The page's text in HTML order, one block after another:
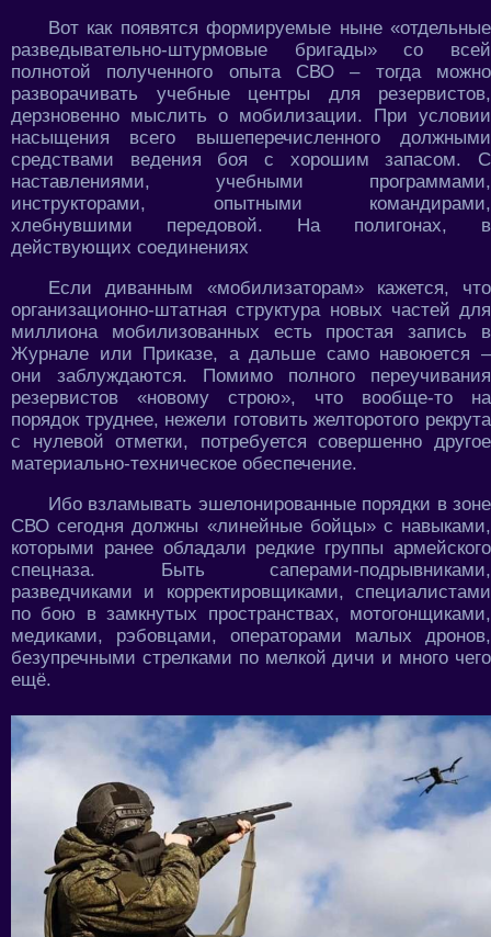
Вот как появятся формируемые ныне «отдельные
разведывательно-штурмовые бригады» со всей
полнотой полученного опыта СВО – тогда можно
разворачивать учебные центры для резервистов,
дерзновенно мыслить о мобилизации. При условии
насыщения всего вышеперечисленного должными
средствами ведения боя с хорошим запасом. С
наставлениями, учебными программами,
инструкторами, опытными командирами,
хлебнувшими передовой. На полигонах, в
действующих соединениях
Если диванным «мобилизаторам» кажется, что
организационно-штатная структура новых частей для
миллиона мобилизованных есть простая запись в
Журнале или Приказе, а дальше само навоюется –
они заблуждаются. Помимо полного переучивания
резервистов «новому строю», что вообще-то на
порядок труднее, нежели готовить желторотого рекрута
с нулевой отметки, потребуется совершенно другое
материально-техническое обеспечение.
Ибо взламывать эшелонированные порядки в зоне
СВО сегодня должны «линейные бойцы» с навыками,
которыми ранее обладали редкие группы армейского
спецназа. Быть саперами-подрывниками,
разведчиками и корректировщиками, специалистами
по бою в замкнутых пространствах, мотогонщиками,
медиками, рэбовцами, операторами малых дронов,
безупречными стрелками по мелкой дичи и много чего
ещё.